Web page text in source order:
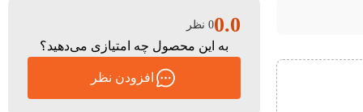
0.00 نظر
به این محصول چه امتیازی می‌دهید؟
افزودن نظر